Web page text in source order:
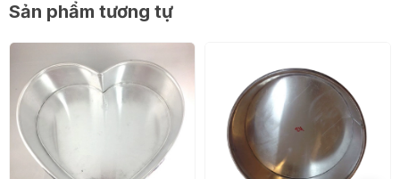
Sản phẩm tương tự